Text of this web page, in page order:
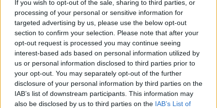
If you wish to opt-out of the sale, sharing to third parties, or
processing of your personal or sensitive information for
targeted advertising by us, please use the below opt-out
section to confirm your selection. Please note that after your
opt-out request is processed you may continue seeing
interest-based ads based on personal information utilized by
us or personal information disclosed to third parties prior to
your opt-out. You may separately opt-out of the further
disclosure of your personal information by third parties on the
IAB’s list of downstream participants. This information may
also be disclosed by us to third parties on the IAB’s List of